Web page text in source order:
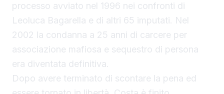
processo avviato nel 1996 nei confronti di
Leoluca Bagarella e di altri 65 imputati. Nel
2002 la condanna a 25 anni di carcere per
associazione mafiosa e sequestro di persona
era diventata definitiva.
Dopo avere terminato di scontare la pena ed